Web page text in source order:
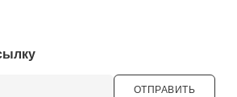
ОТПРАВИТЬ